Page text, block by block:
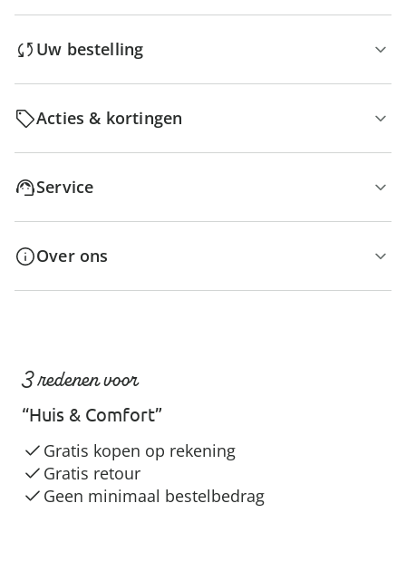
Uw bestelling
Acties & kortingen
Service
Over ons
3 redenen voor
“Huis & Comfort”
Gratis kopen op rekening
Gratis retour
Geen minimaal bestelbedrag